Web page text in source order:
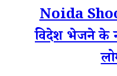
Noida
विदेश भेजने के